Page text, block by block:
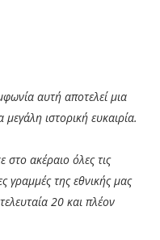
αυτή αποτελεί μια
ιστορική ευκαιρία.
ακέραιο όλες τις
γραμμές της εθνικής μας
20 και πλέον